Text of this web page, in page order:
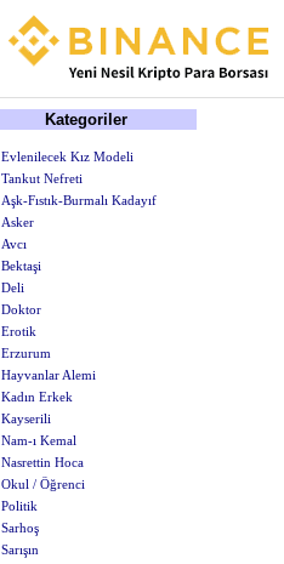
Kategoriler
Evlenilecek Kız Modeli
Tankut Nefreti
Aşk-Fıstık-Burmalı Kadayıf
Asker
Avcı
Bektaşi
Deli
Doktor
Erotik
Erzurum
Hayvanlar Alemi
Kadın Erkek
Kayserili
Nam-ı Kemal
Nasrettin Hoca
Okul / Öğrenci
Politik
Sarhoş
Sarışın